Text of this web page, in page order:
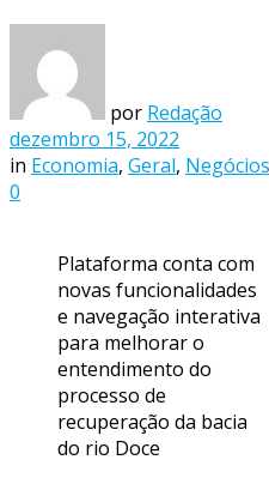
por Redação
dezembro 15, 2022
in Economia, Geral, Negócios
0
Plataforma conta com
novas funcionalidades
e navegação interativa
para melhorar o
entendimento do
processo de
recuperação da bacia
do rio Doce